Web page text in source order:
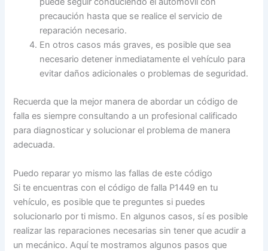
precaución hasta que se realice el servicio de
reparación necesario.
En otros casos más graves, es posible que sea
necesario detener inmediatamente el vehículo para
evitar daños adicionales o problemas de seguridad.
Recuerda que la mejor manera de abordar un código de
falla es siempre consultando a un profesional calificado
para diagnosticar y solucionar el problema de manera
adecuada.
Puedo reparar yo mismo las fallas de este código
Si te encuentras con el código de falla P1449 en tu
vehículo, es posible que te preguntes si puedes
solucionarlo por ti mismo. En algunos casos, sí es posible
realizar las reparaciones necesarias sin tener que acudir a
un mecánico. Aquí te mostramos algunos pasos que